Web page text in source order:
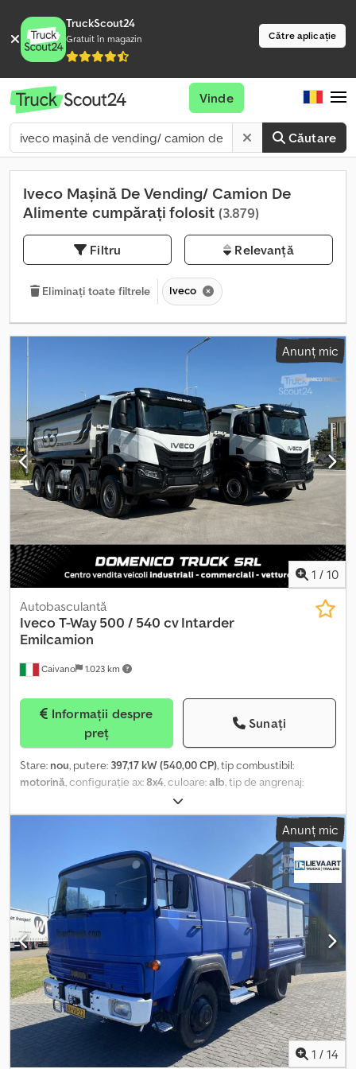
TruckScout24
Gratuit în magazin Către aplicație
Căutare
Vinde
Iveco Mașină De Vending/ Camion De
Alimente cumpărați folosit (3.879)
Filtru Relevanță
Eliminați toate filtrele Iveco
Anunț mic
1 / 10
Caivano 1.023 km
Autobasculantă
IvecoT-Way 500 / 540 cv Intarder
Emilcamion
preț
Sunați
Stare: nou, putere: 397,17 kW (540,00 CP), tip combustibil:
motorină, configurație ax:8x4, culoare:alb, tip de angrenaj:
, Dotări:
cuplaj remorcă, hidraulică, retarder, Nou Iveco T-Way 500 / 540
CP Benă Emilcamion 20 m cu oblon cu deschidere hidraulică
PRODUSE NOI, DIRECT DIN FABRICĂ DE ÎNMATRICULAT -
Transmisie: Automată - Ralentizator: Intarder Chsdpfx Agsv H Skcj
Eoa POSIBILITATE DE FINANȚARE SAU LEASING PERSONALIZAT LA
SEDIUL NOSTRU. DE LA 24 PÂNĂ LA UN MAXIM DE 96 DE RATE,
INCLUSIV CU AVANS ZERO. ALTE SEDIULI ALE GRUPULUI NOSTRU:
DOMENICO TRUCK SRL - SEDIUL NAPOLI DOMENICO ESPOSITO
S.P.A. - SEDIUL EBOLI (SA) - DEALER OFICIAL MERCEDES-BENZ,
FUSO, FOTON TRUCK, PIAGGIO COMMERCIAL ȘI MAXUS
CONTACT: 0823 1686306 335 6713062 PROGRAM SEDIULUI: LUNI-
VINERI 8:30-19:00 - SÂMBĂTĂ 08:30-14:00 OFERIM O GAMĂ LARGĂ
DE VEHICULE COMERCIALE/INDUSTRIALE MULTIMARCĂ SECOND-
HAND: Fiat – Hyundai – Daf - Mercedes Benz – Renault – Peugeot
– Iveco – Mitsubishi – Scania - S-Way -S500-V8-650-580-730-
S500-S 500-S500 – Stralis – Man - Nissan V8 - Intarder- 770s -
Anunț mic
1 / 14